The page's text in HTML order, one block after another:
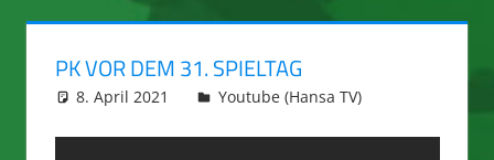
PK VOR DEM 31. SPIELTAG
8. April 2021 integromat
Youtube (Hansa TV)